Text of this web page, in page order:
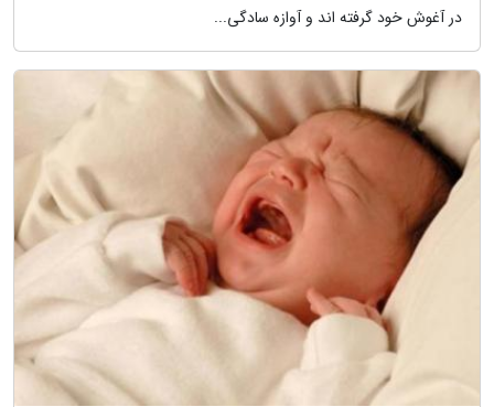
در آغوش خود گرفته اند و آوازه سادگی...